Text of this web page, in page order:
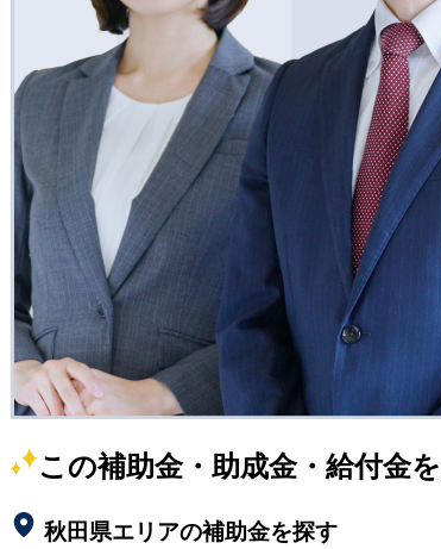
この補助金・助成金・給付金
秋田県エリアの補助金を探す